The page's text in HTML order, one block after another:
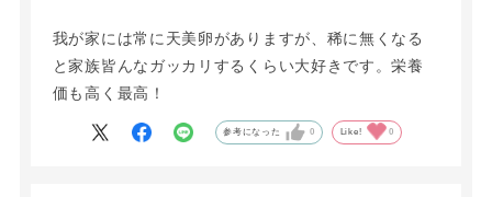
我が家には常に天美卵がありますが、稀に無くなる
と家族皆んなガッカリするくらい大好きです。栄養
価も高く最高！
参考になった 0 Like! 0